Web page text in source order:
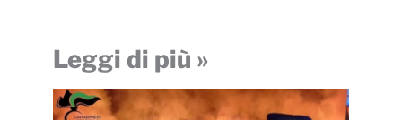
Leggi di più »